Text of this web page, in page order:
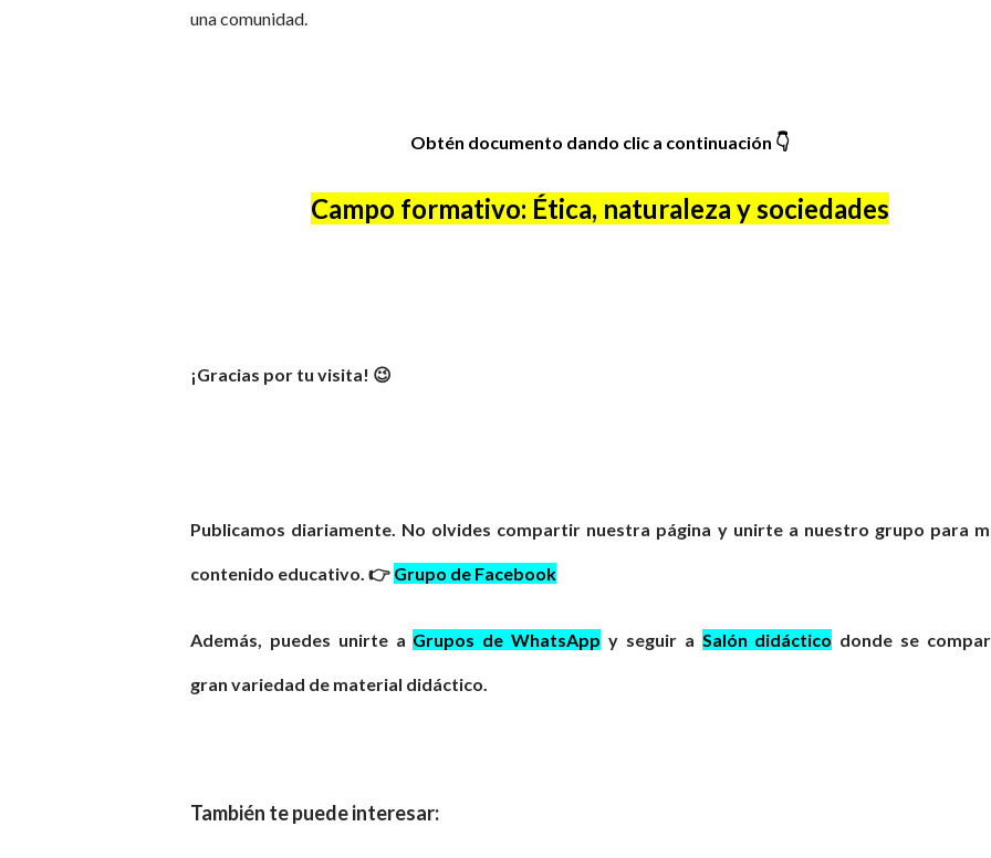
una comunidad.
Obtén documento dando clic a continuación 👇
Campo formativo: Ética, naturaleza y sociedades
¡Gracias por tu visita! 😉
Publicamos diariamente. No olvides compartir nuestra página y unirte a nuestro grupo para
contenido educativo. 👉 Grupo de Facebook
Además, puedes unirte a Grupos de WhatsApp y seguir a Salón didáctico donde se
gran variedad de material didáctico.
También te puede interesar: